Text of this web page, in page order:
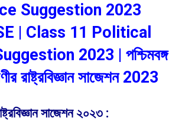
Suggestion 2023
| Class 11 Political
2023 | পশ্চিমবঙ্গ
রাষ্ট্রবিজ্ঞান সাজেশন 2023
সাজেশন ২০২৩ :